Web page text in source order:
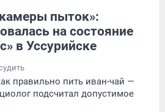
пыток»:
на состояние
в Уссурийске
правильно пить иван-чай —
подсчитал допустимое